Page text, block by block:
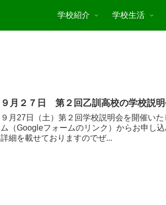
学校紹介 学校生活
９月２７日 第２回乙訓高校の学校説
９月27日（土）第２回学校説明会を開催い
ム（Googleフォームのリンク）からお申し
詳細を載せておりますのでぜ...